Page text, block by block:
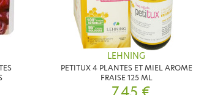
LEHNING
PETITUX 4 PLANTES ET MIEL AROME
FRAISE 125 ML